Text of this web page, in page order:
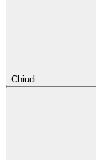
Chiudi